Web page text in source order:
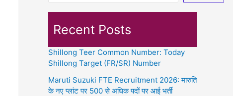
Recent Posts
Shillong Teer Common Number: Today
Shillong Target (FR/SR) Number
Maruti Suzuki FTE Recruitment 2026: मारुति
के नए प्लांट पर 500 से अधिक पदों पर आई भर्ती